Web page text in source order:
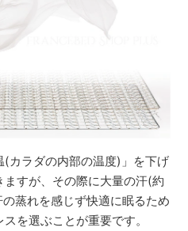
(カラダの内部の温度)」を下げ
すが、その際に大量の汗(約
蒸れを感じず快適に眠るため
を選ぶことが重要です。